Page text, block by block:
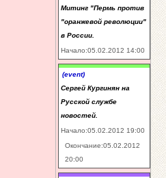
Митинг "Пермь против
"оранжевой революции"
в России.
Начало:05.02.2012 14:00
(event)
Сергей Кургинян на
Русской службе
новостей.
Начало:05.02.2012 19:00
Окончание:05.02.2012
20:00